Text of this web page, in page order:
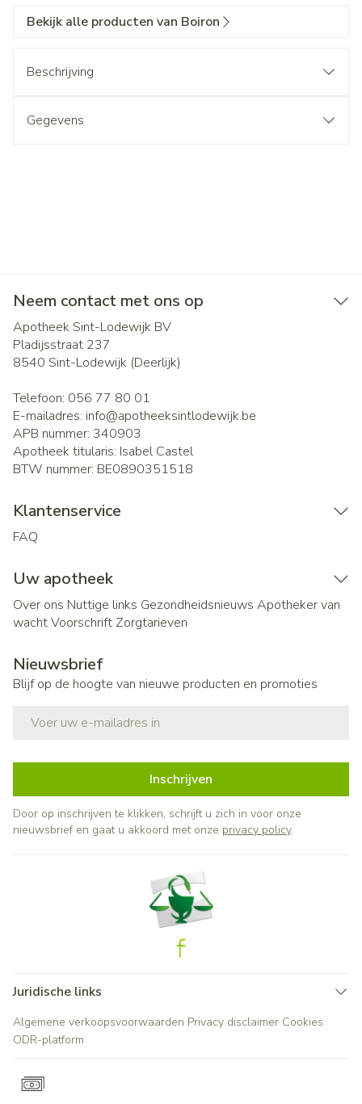
Bekijk alle producten van Boiron
Beschrijving
Gegevens
Neem contact met ons op
Apotheek Sint-Lodewijk BV
Pladijsstraat 237
8540 Sint-Lodewijk (Deerlijk)
Telefoon: 056 77 80 01
E-mailadres: info@apotheeksintlodewijk.be
APB nummer: 340903
Apotheek titularis: Isabel Castel
BTW nummer: BE0890351518
Klantenservice
FAQ
Uw apotheek
Over ons Nuttige links Gezondheidsnieuws Apotheker van
wachtVoorschrift Zorgtarieven
Nieuwsbrief
Blijf op de hoogte van nieuwe producten en promoties
Inschrijven
Door op inschrijven te klikken, schrijft u zich in voor onze
nieuwsbrief en gaat u akkoord met onze privacy policy.
Juridische links
Algemene verkoopsvoorwaarden Privacy disclaimer Cookies
ODR-platform